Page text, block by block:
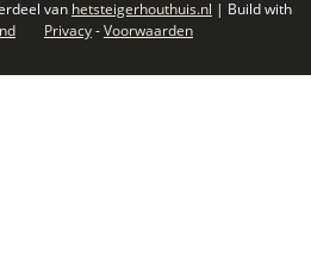
van hetsteigerhouthuis.nl | Build with
Privacy-Voorwaarden